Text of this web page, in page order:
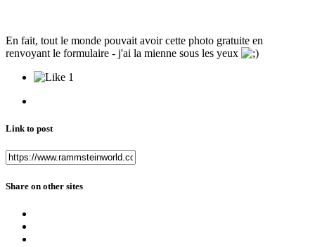
En fait, tout le monde pouvait avoir cette photo gratuite en
renvoyant le formulaire - j'ai la mienne sous les yeux
1
Link to post
Share on other sites